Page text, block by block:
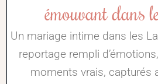
émouvant dans
Un mariage intime dans les
reportage rempli
moments vrais, capturés